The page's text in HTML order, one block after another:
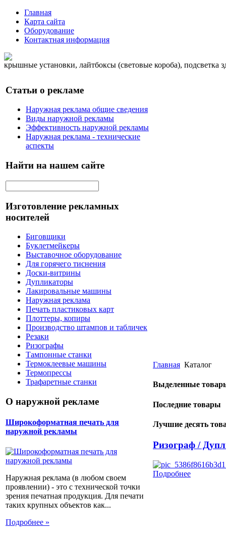
Главная
Карта сайта
Оборудование
Контактная информация
крышные установки, лайтбоксы (световые короба), подсветка
Статьи о рекламе
Наружная реклама общие сведения
Виды наружной рекламы
Эффективность наружной рекламы
Наружная реклама - технические
аспекты
Найти на нашем сайте
Изготовление рекламных
носителей
Биговщики
Буклетмейкеры
Выставочное оборудование
Для горячего тиснения
Доски-витрины
Дупликаторы
Лакировальные машины
Наружная реклама
Печать пластиковых карт
Плоттеры, копиры
Производство штампов и табличек
Резаки
Ризографы
Тампонные станки
Термоклеевые машины
Термопрессы
Трафаретные станки
О наружной рекламе
Широкоформатная печать для
наружной рекламы
Наружная реклама (в любом своем
проявлении) - это с технической точки
зрения печатная продукция. Для печати
таких крупных объектов как...
Подробнее »
Главная Каталог
Выделенные
Последние товары
Лучшие десять
Ризограф /
Подробнее